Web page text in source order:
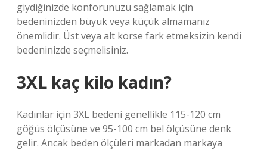
giydiğinizde konforunuzu sağlamak için
bedeninizden büyük veya küçük almamanız
önemlidir. Üst veya alt korse fark etmeksizin kendi
bedeninizde seçmelisiniz.
3XL kaç kilo kadın?
Kadınlar için 3XL bedeni genellikle 115-120 cm
göğüs ölçüsüne ve 95-100 cm bel ölçüsüne denk
gelir. Ancak beden ölçüleri markadan markaya